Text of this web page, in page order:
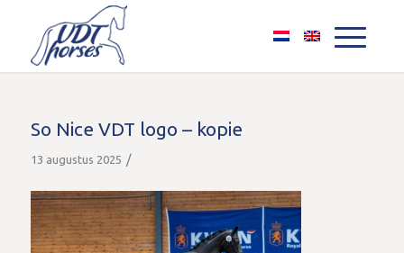
So Nice VDT logo – kopie
13 augustus 2025 /